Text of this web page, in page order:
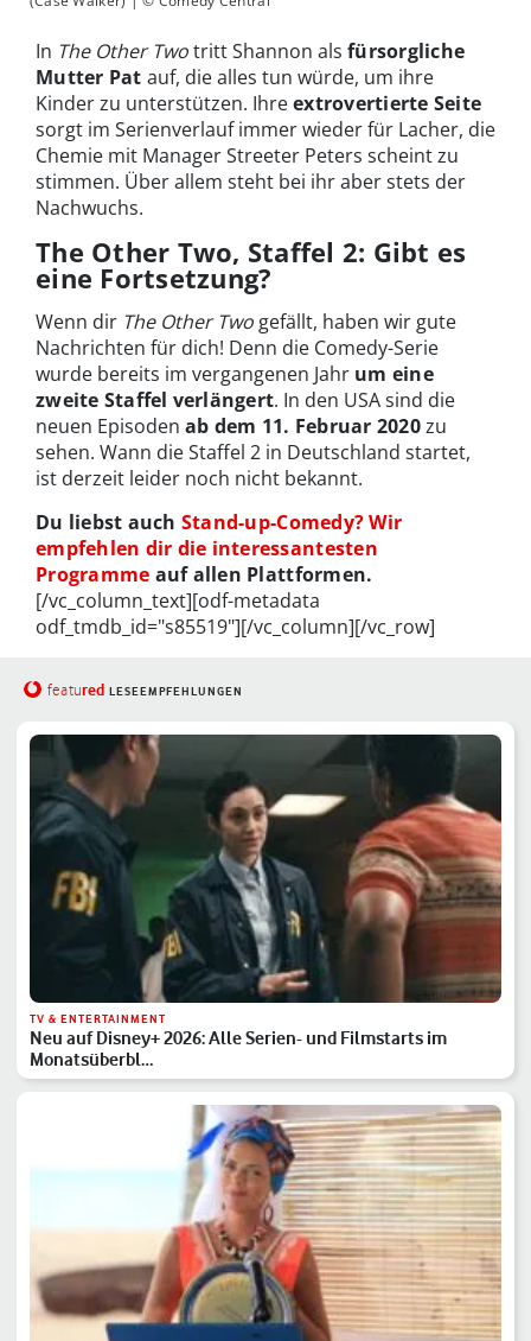
In The Other Twotritt Shannon als fürsorgliche
Mutter Pat auf, die alles tun würde, um ihre
Kinder zu unterstützen. Ihreextrovertierte Seite
sorgt im Serienverlauf immer wieder für Lacher, die
Chemie mit Manager Streeter Peters scheint zu
stimmen. Über allem steht bei ihr aber stets der
Nachwuchs.
The Other Two, Staffel 2: Gibt es
eine Fortsetzung?
Wenn dir The Other Two gefällt, haben wir gute
Nachrichten für dich! Denn die Comedy-Serie
wurde bereits im vergangenen Jahr um eine
zweite Staffel verlängert. In den USA sind die
neuen Episoden ab dem 11. Februar 2020zu
sehen. Wann die Staffel 2 in Deutschland startet,
ist derzeit leider noch nicht bekannt.
Du liebst auch Stand-up-Comedy? Wir
empfehlen dir die interessantesten
Programme auf allen Plattformen.
[/vc_column_text][odf-metadata
odf_tmdb_id="s85519"][/vc_column][/vc_row]
featured LESEEMPFEHLUNGEN
TV & ENTERTAINMENT
Neu auf Disney+ 2026: Alle Serien- und Filmstarts im
Monatsüberbl…